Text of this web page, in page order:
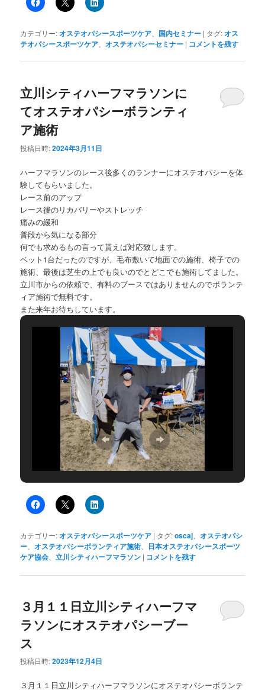
カテゴリー:オステオパシースポーツケア 国内セミナー | タグ:オス
テオパシースポーツケア 、オステオパシーセミナー | コメントを残す
立川シティハーフマラソンに
てオステオパシーボランティ
ア施術
投稿日時:2024年3月11日
ハーフマラソンのレース後多くのランナーにオステオパシーを体
験してもらいました。
レース前のアップ
レース後のリカバリーやストレッチ
痛みの緩和
普段から気になる部分
何でも求めるもの言って貰えば対応致します。
ベット1台だったのですが、毛布敷いて地面での施術、椅子での
施術、最後は芝生の上でも良いのでとどこでも施術してました。
立川市からの依頼で、有料のブースではありませんのでボランテ
ィア施術で無料です。
また来年お待ちしています。
カテゴリー:オステオパシースポーツケア | タグ:oscaj、オステオパシ
ー、オステオパシーボランティア施術、
日本オステオパシースポーツ
ケア協会、立川シティハーフマラソン | コメントを残す
３月１１日立川シティハーフマ
ラソンにオステオパシーブー
ス
投稿日時:2023年12月4日
３月１１日立川シティハーフマラソンにオステオパシーボランテ